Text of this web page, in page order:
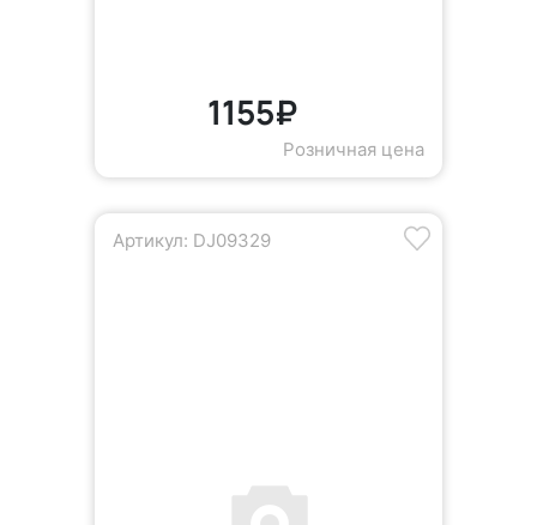
1155₽
Розничная цена
Артикул: DJ09329